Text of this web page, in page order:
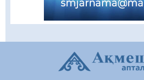
07.08.2026
Сыбайлас жемқорлық